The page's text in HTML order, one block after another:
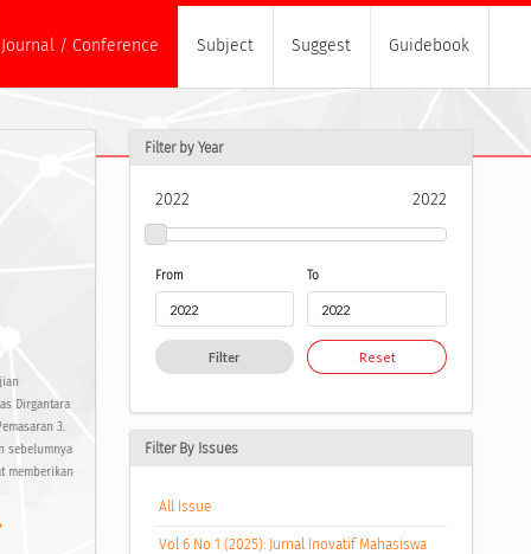
Journal / Conference Subject Suggest Guidebook
Dirgantara
3.
sebelumnya
memberikan
Filter by Year
2022 2022
From To
Filter Reset
Filter By Issues
All Issue
Vol 6 No 1 (2025): Jurnal Inovatif Mahasiswa